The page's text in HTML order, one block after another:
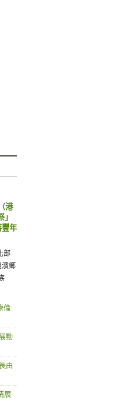
港
豐年
部
濱鄉
倫
動
由
展